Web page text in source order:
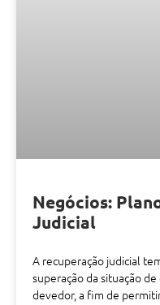
Negócios:
Judicial
A recuperação judicial
superação da situação
devedor, a fim de